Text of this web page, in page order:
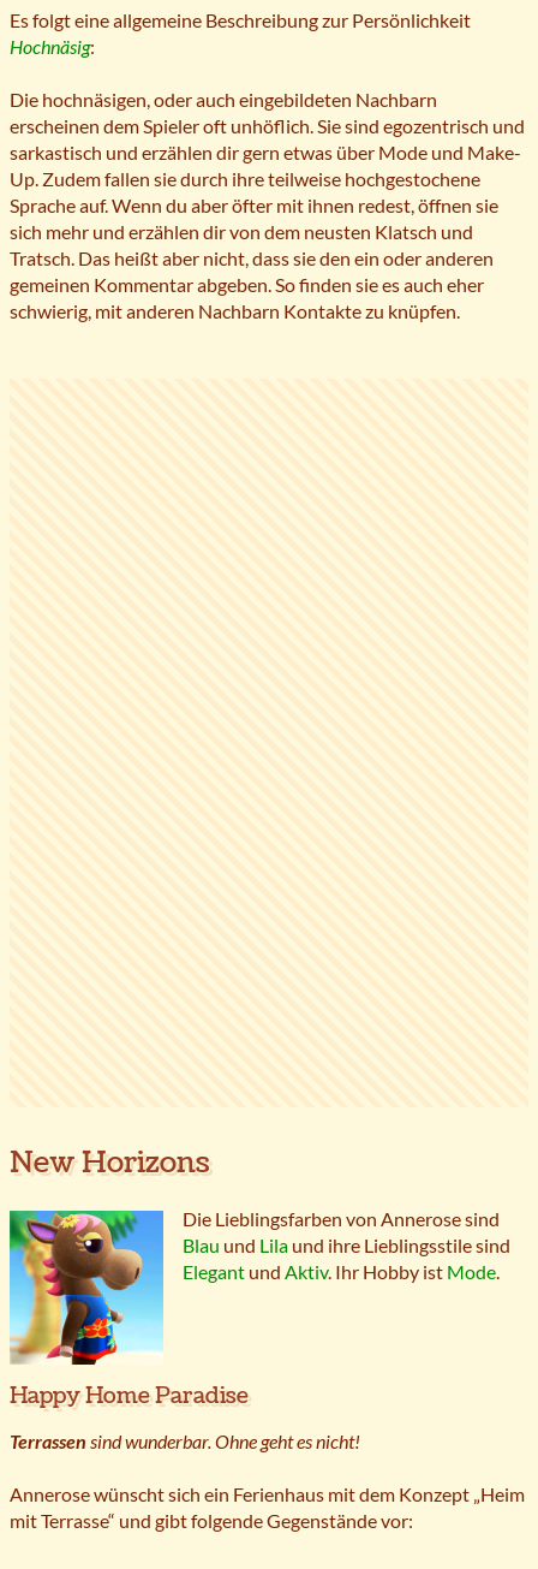
Es folgt eine allgemeine Beschreibung zur Persönlichkeit
Hochnäsig:
Die hochnäsigen, oder auch eingebildeten Nachbarn
erscheinen dem Spieler oft unhöflich. Sie sind egozentrisch und
sarkastisch und erzählen dir gern etwas über Mode und Make-
Up. Zudem fallen sie durch ihre teilweise hochgestochene
Sprache auf. Wenn du aber öfter mit ihnen redest, öffnen sie
sich mehr und erzählen dir von dem neusten Klatsch und
Tratsch. Das heißt aber nicht, dass sie den ein oder anderen
gemeinen Kommentar abgeben. So finden sie es auch eher
schwierig, mit anderen Nachbarn Kontakte zu knüpfen.
New Horizons
Die Lieblingsfarben von Annerose sind
Blau und Lila und ihre Lieblingsstile sind
Elegant und Aktiv. Ihr Hobby ist Mode.
Happy Home Paradise
Terrassen sind wunderbar. Ohne geht es nicht!
Annerose wünscht sich ein Ferienhaus mit dem Konzept „Heim
mit Terrasse“ und gibt folgende Gegenstände vor: